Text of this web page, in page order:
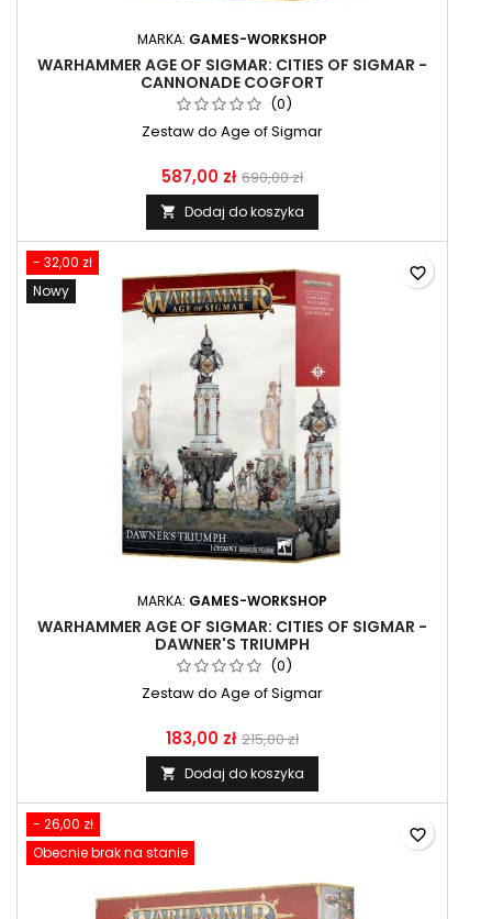
MARKA: GAMES-WORKSHOP
WARHAMMER AGE OF SIGMAR: CITIES OF SIGMAR -
CANNONADE COGFORT
(0)
Zestaw do Age of Sigmar
587,00 zł 690,00 zł
 Dodaj do koszyka
- 32,00 zł
Nowy
MARKA: GAMES-WORKSHOP
WARHAMMER AGE OF SIGMAR: CITIES OF SIGMAR -
DAWNER'S TRIUMPH
(0)
Zestaw do Age of Sigmar
183,00 zł 215,00 zł
 Dodaj do koszyka
favorite_border
- 26,00 zł
Obecnie brak na stanie
favorite_border